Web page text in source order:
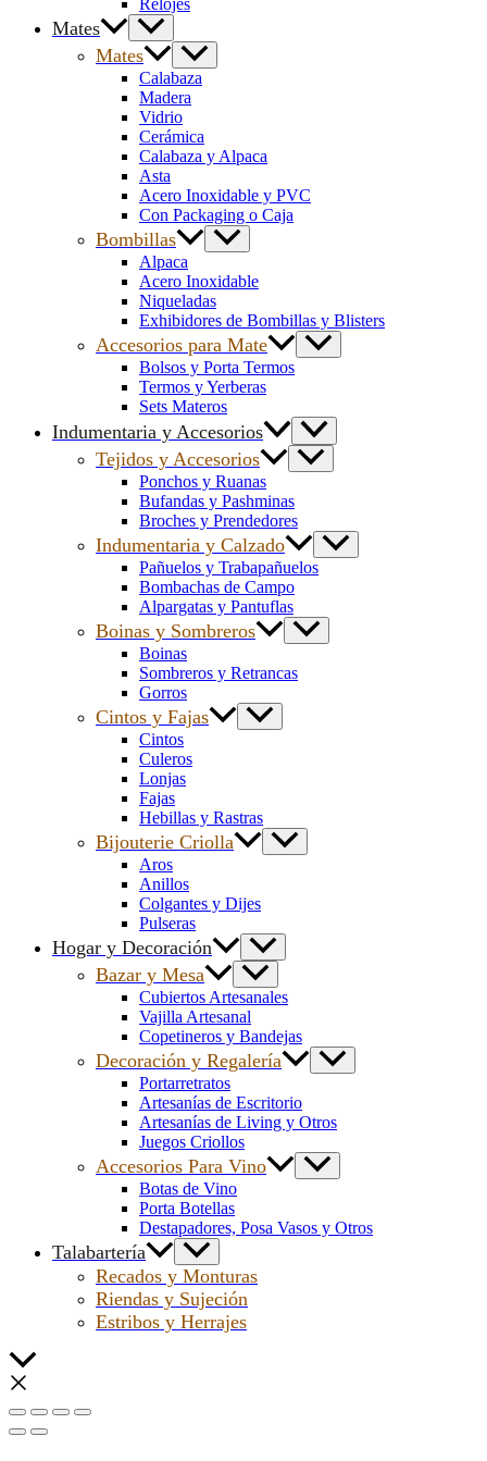
Relojes
Mates
Mates
Calabaza
Madera
Vidrio
Cerámica
Calabaza y Alpaca
Asta
Acero Inoxidable y PVC
Con Packaging o Caja
Bombillas
Alpaca
Acero Inoxidable
Niqueladas
Exhibidores de Bombillas y Blisters
Accesorios para Mate
Bolsos y Porta Termos
Termos y Yerberas
Sets Materos
Indumentaria y Accesorios
Tejidos y Accesorios
Ponchos y Ruanas
Bufandas y Pashminas
Broches y Prendedores
Indumentaria y Calzado
Pañuelos y Trabapañuelos
Bombachas de Campo
Alpargatas y Pantuflas
Boinas y Sombreros
Boinas
Sombreros y Retrancas
Gorros
Cintos y Fajas
Cintos
Culeros
Lonjas
Fajas
Hebillas y Rastras
Bijouterie Criolla
Aros
Anillos
Colgantes y Dijes
Pulseras
Hogar y Decoración
Bazar y Mesa
Cubiertos Artesanales
Vajilla Artesanal
Copetineros y Bandejas
Decoración y Regalería
Portarretratos
Artesanías de Escritorio
Artesanías de Living y Otros
Juegos Criollos
Accesorios Para Vino
Botas de Vino
Porta Botellas
Destapadores, Posa Vasos y Otros
Talabartería
Recados y Monturas
Riendas y Sujeción
Estribos y Herrajes